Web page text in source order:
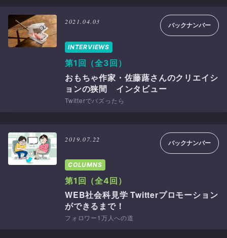
2021.04.03 バックナンバー
INTERVIEWS
第1回（全3回）
おもちゃ作家・佐藤蕗さんのクリエイシ
ョンの狭間 インタビュー
Twitterでバズったら
2019.07.22 バックナンバー
COLUMNS
第1回（全4回）
WEB社会科見学 Twitterプロモーション
ができるまで！
フォロワー1万人への道